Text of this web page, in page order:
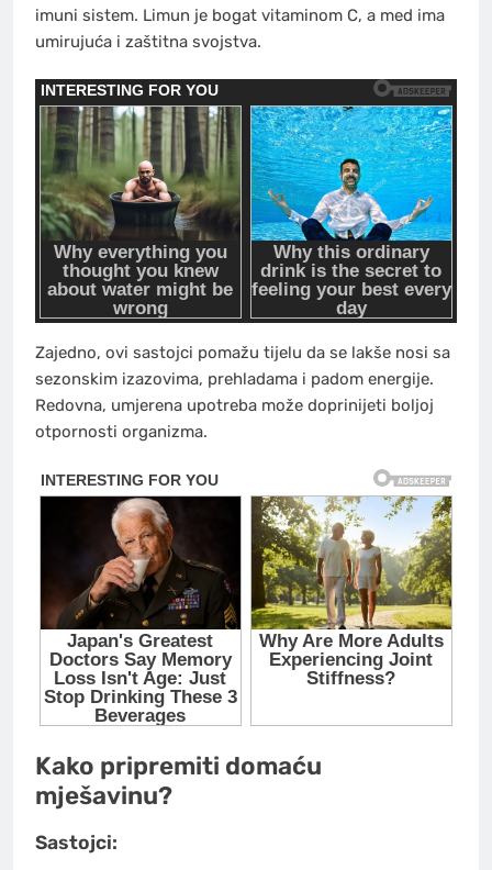
imuni sistem. Limun je bogat vitaminom C, a med ima
umirujuća i zaštitna svojstva.
Zajedno, ovi sastojci pomažu tijelu da se lakše nosi sa
sezonskim izazovima, prehladama i padom energije.
Redovna, umjerena upotreba može doprinijeti boljoj
otpornosti organizma.
Kako pripremiti domaću
mješavinu?
Sastojci: